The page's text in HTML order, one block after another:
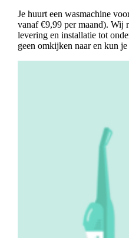
Je huurt een wasmachine
vanaf €9,99 per maand). Wij
levering en installatie tot
geen omkijken naar en kun